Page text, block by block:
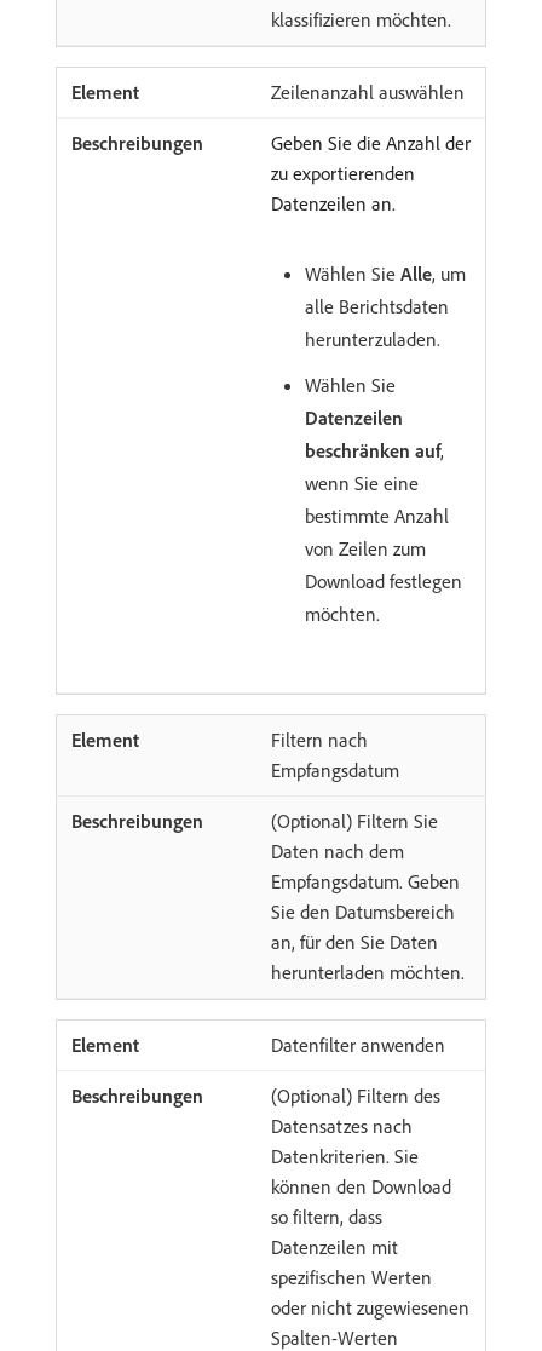
klassifizieren möchten.
Zeilenanzahl auswählen
Geben Sie die Anzahl der
zu exportierenden
Datenzeilen an.
Wählen Sie Alle, um
alle Berichtsdaten
herunterzuladen.
Wählen Sie
Datenzeilen
beschränken auf,
wenn Sie eine
bestimmte Anzahl
von Zeilen zum
Download festlegen
möchten.
Filtern nach
Empfangsdatum
(Optional) Filtern Sie
Daten nach dem
Empfangsdatum. Geben
Sie den Datumsbereich
an, für den Sie Daten
herunterladen möchten.
Datenfilter anwenden
(Optional) Filtern des
Datensatzes nach
Datenkriterien. Sie
können den Download
so filtern, dass
Datenzeilen mit
spezifischen Werten
oder nicht zugewiesenen
Spalten-Werten